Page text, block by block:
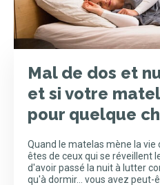
Mal de dos et
et si votre
pour quelque
Quand le matelas mène la vie
êtes de ceux qui se réveillent
d'avoir passé la nuit à lutter
qu'à dormir… vous avez peut-